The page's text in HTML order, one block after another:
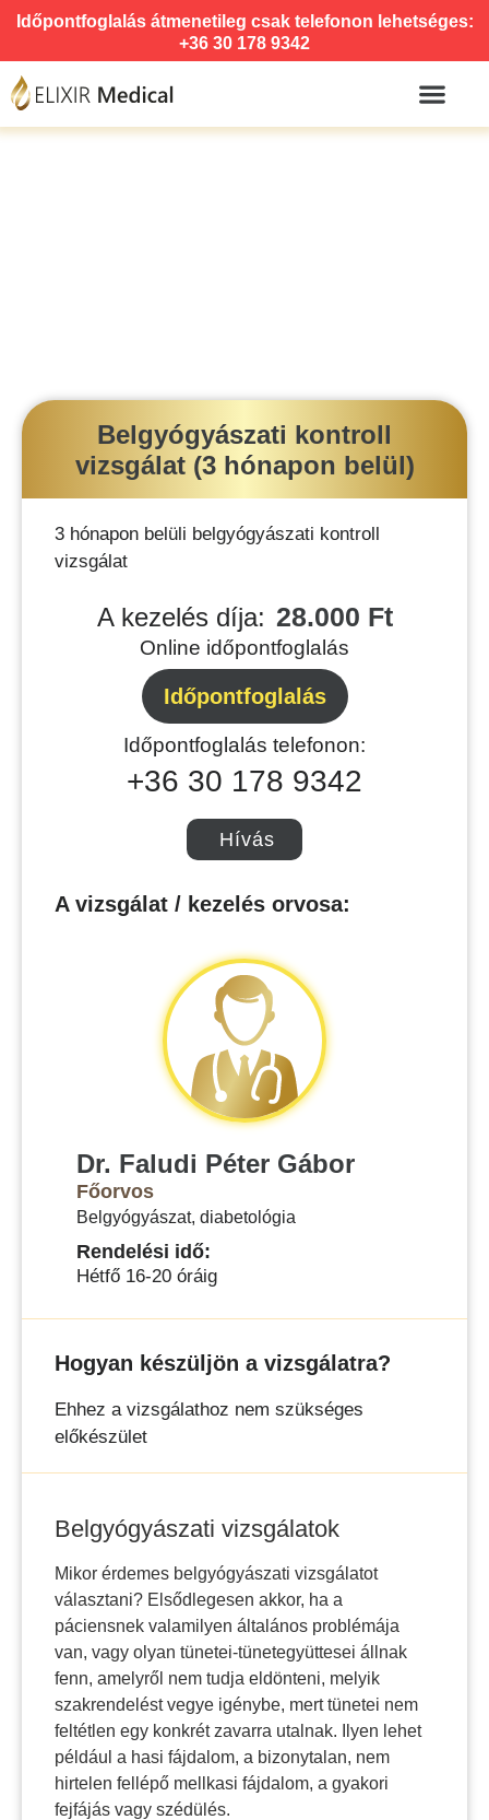
Időpontfoglalás átmenetileg csak telefonon lehetséges:
+36 30 178 9342
Belgyógyászati kontroll
vizsgálat (3 hónapon belül)
3 hónapon belüli belgyógyászati kontroll
vizsgálat
A kezelés díja: 28.000 Ft
Online időpontfoglalás
Időpontfoglalás
Időpontfoglalás telefonon:
+36 30 178 9342
Hívás
A vizsgálat / kezelés orvosa:
Dr. Faludi Péter Gábor
Főorvos
Belgyógyászat, diabetológia
Rendelési idő:
Hétfő 16-20 óráig
Hogyan készüljön a vizsgálatra?
Ehhez a vizsgálathoz nem szükséges
előkészület
Belgyógyászati vizsgálatok
Mikor érdemes belgyógyászati vizsgálatot
választani? Elsődlegesen akkor, ha a
páciensnek valamilyen általános problémája
van, vagy olyan tünetei-tünetegyüttesei állnak
fenn, amelyről nem tudja eldönteni, melyik
szakrendelést vegye igénybe, mert tünetei nem
feltétlen egy konkrét zavarra utalnak. Ilyen lehet
például a hasi fájdalom, a bizonytalan, nem
hirtelen fellépő mellkasi fájdalom, a gyakori
fejfájás vagy szédülés.